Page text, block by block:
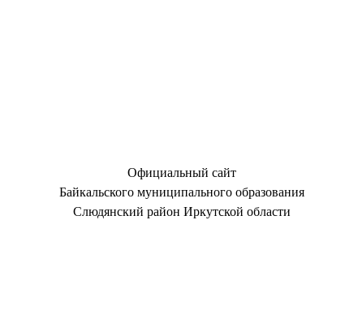
Официальный сайт
Байкальского муниципального образования
Слюдянский район Иркутской области